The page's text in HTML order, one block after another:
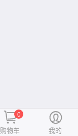
0
购物车 我的